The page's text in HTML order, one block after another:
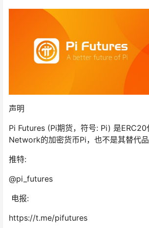
声明
Pi Futures (Pi期货，符号: Pi) 是ERC20
Network的加密货币Pi，也不是其替代品
推特:
@pi_futures
电报:
https://t.me/pifutures